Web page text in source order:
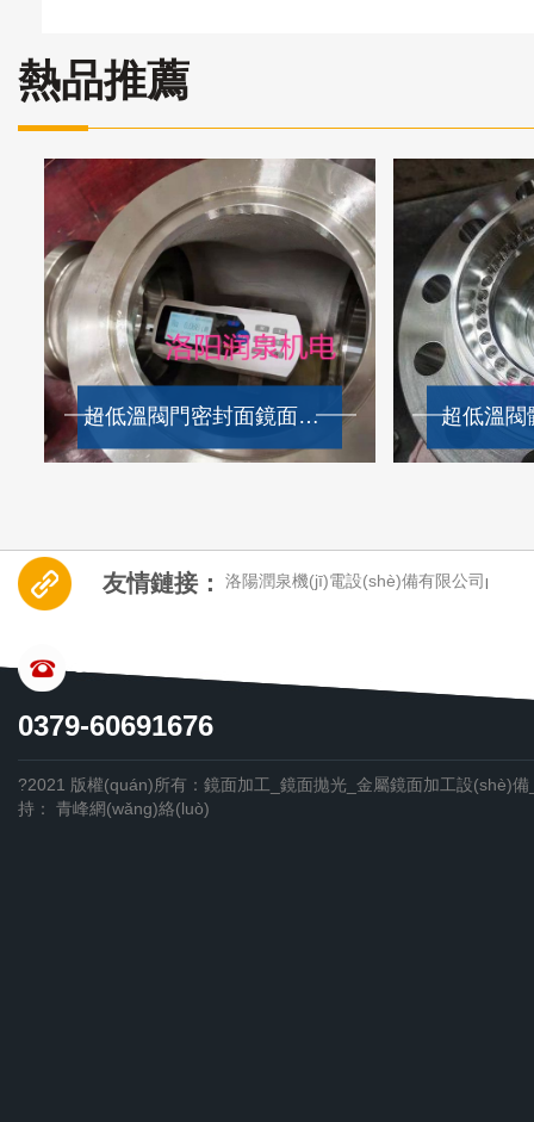
熱品推薦
超低溫閥門密封面鏡面加工效果 超低溫閥
友情鏈接： 洛陽潤泉機(jī)電設(shè)備有限公司 |
CONTACT US
0379-60691676
?2021 版權(quán)所有：鏡面加工_鏡面拋光_金屬鏡面加工設
持： 青峰網(wǎng)絡(luò)